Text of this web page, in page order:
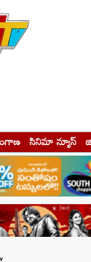
సినిమా న్యూస్